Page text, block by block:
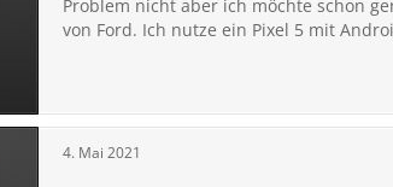
Problem nicht aber ich möchte schon
von Ford. Ich nutze ein Pixel 5 mit
4. Mai 2021